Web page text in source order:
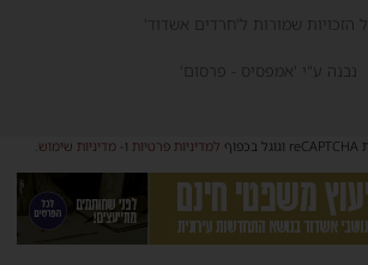
שמורות ל'חרדים אשדוד'
ע"י 'אמפסיס - פרסום'
למדיניות פרטיותו-מדיניות שימוש.